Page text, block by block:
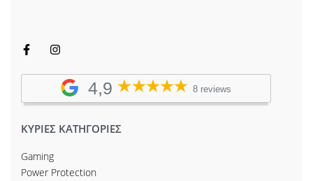
4,9 8 reviews
ΚΥΡΙΕΣ ΚΑΤΗΓΟΡΙΕΣ
Gaming
Power Protection